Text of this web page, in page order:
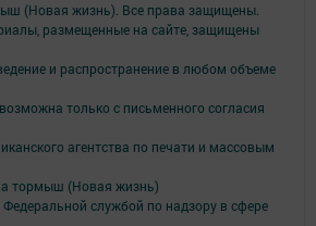
(Новая жизнь). Все права защищены.
размещенные на сайте, защищены
и распространение в любом объеме
только с письменного согласия
агентства по печати и массовым
тормыш (Новая жизнь)
службой по надзору в сфере